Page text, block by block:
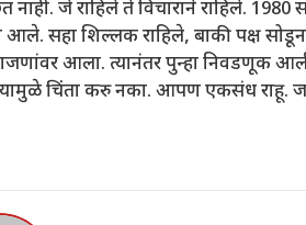
नाही. जे राहिले ते विचाराने राहिले.
सहा शिल्लक राहिले, बाकी पक्ष
आला. त्यानंतर पुन्हा निवडणूक आली.
चिंता करु नका. आपण एकसंध राहू.